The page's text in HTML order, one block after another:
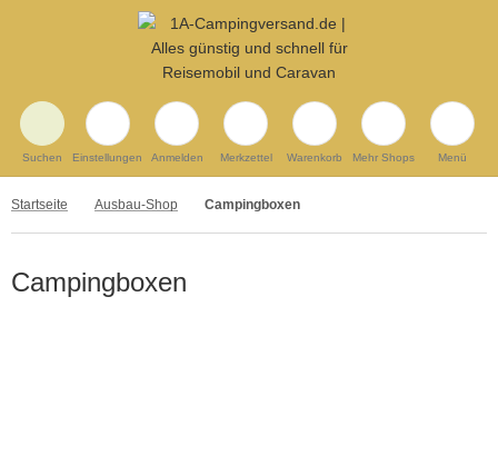
Suchen Einstellungen Anmelden Merkzettel Warenkorb Mehr Shops Menü
Startseite Ausbau-Shop Campingboxen
Campingboxen